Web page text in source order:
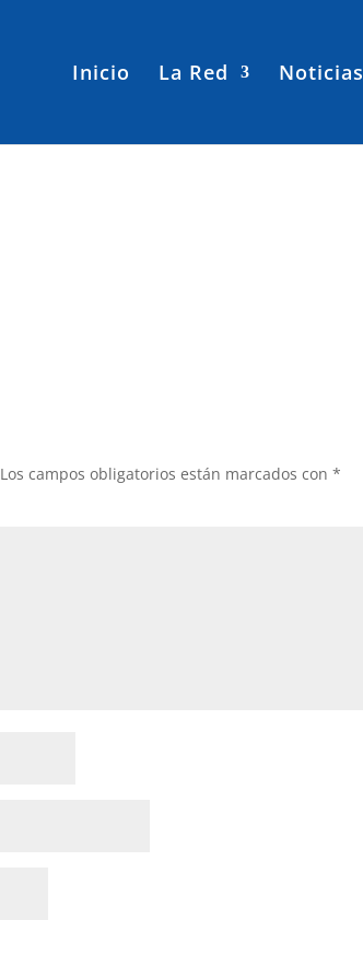
Inicio La Red Noticias
Los campos obligatorios están marcados con*